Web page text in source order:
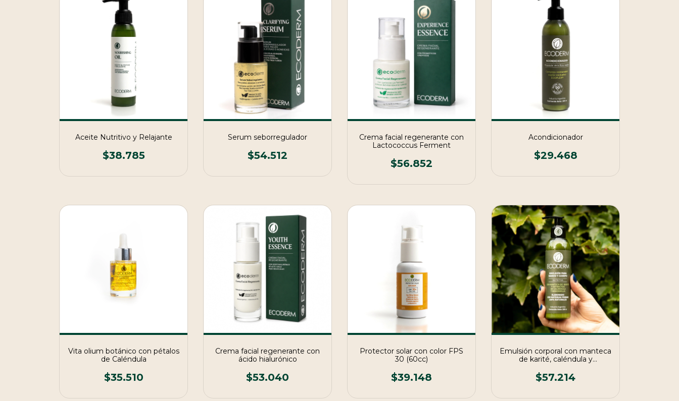
Aceite Nutritivo y Relajante
$38.785
Serum seborregulador
$54.512
Crema facial regenerante con
Lactococcus Ferment
$56.852
Acondicionador
$29.468
Vita olium botánico con pétalos
de Caléndula
$35.510
Crema facial regenerante con
ácido hialurónico
$53.040
Protector solar con color FPS
30 (60cc)
$39.148
Emulsión corporal con manteca
de karité, caléndula y
$57.214